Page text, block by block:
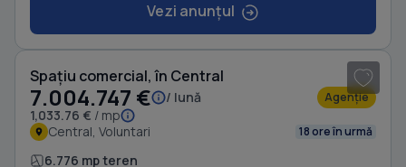
Vezi anunțul
Spațiu comercial, în Central
7.004.747 €
/ lună
1,033.76 € / mp
Agenție
Central, Voluntari 18 ore în urmă
6.776 mp teren